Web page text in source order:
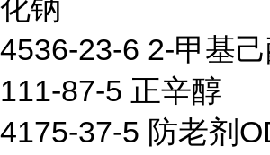
化钠
4536-23-6 2-甲基
111-87-5 正辛醇
4175-37-5 防老剂